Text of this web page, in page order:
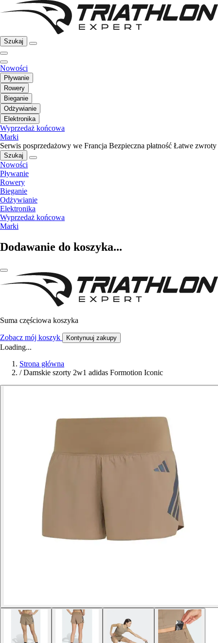
Szukaj
Nowości
Pływanie
Rowery
Bieganie
Odżywianie
Elektronika
Wyprzedaż końcowa
Marki
Serwis posprzedażowy we Francja Bezpieczna płatność Łatwe zwroty
Szukaj
Nowości
Pływanie
Rowery
Bieganie
Odżywianie
Elektronika
Wyprzedaż końcowa
Marki
Dodawanie do koszyka...
Suma częściowa koszyka
Zobacz mój koszyk Kontynuuj zakupy
Loading...
Strona główna
/ Damskie szorty 2w1 adidas Formotion Iconic